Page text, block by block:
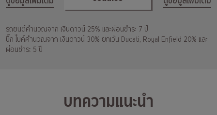
รถยนต์คำนวณจาก เงินดาวน์ 25% และผ่อนชำระ 7 ปี
บิ๊ก ไบค์คำนวณจาก เงินดาวน์ 30% ยกเว้น Ducati, Royal Enfield 20% และ
ผ่อนชำระ 5 ปี
บทความแนะนำ